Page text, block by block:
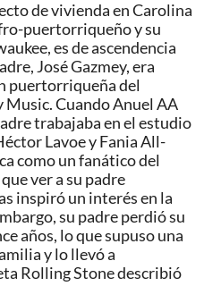
de vivienda en Carolina
puertorriqueño y su
es de ascendencia
José Gazmey, era
puertorriqueña del
Cuando Anuel AA
trabajaba en el estudio
Lavoe y Fania All-
como un fanático del
ver a su padre
inspiró un interés en la
su padre perdió su
años, lo que supuso una
y lo llevó a
Rolling Stone describió